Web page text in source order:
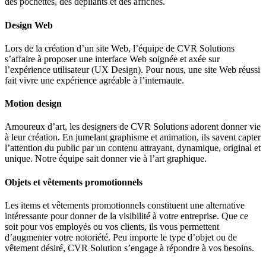
Design Web
Lors de la création d’un site Web, l’équipe de CVR Solutions
s’affaire à proposer une interface Web soignée et axée sur
l’expérience utilisateur (UX Design). Pour nous, une site Web réussi
fait vivre une expérience agréable à l’internaute.
Motion design
Amoureux d’art, les designers de CVR Solutions adorent donner vie
à leur création. En jumelant graphisme et animation, ils savent capter
l’attention du public par un contenu attrayant, dynamique, original et
unique. Notre équipe sait donner vie à l’art graphique.
Objets et vêtements promotionnels
Les items et vêtements promotionnels constituent une alternative
intéressante pour donner de la visibilité à votre entreprise. Que ce
soit pour vos employés ou vos clients, ils vous permettent
d’augmenter votre notoriété. Peu importe le type d’objet ou de
vêtement désiré, CVR Solution s’engage à répondre à vos besoins.